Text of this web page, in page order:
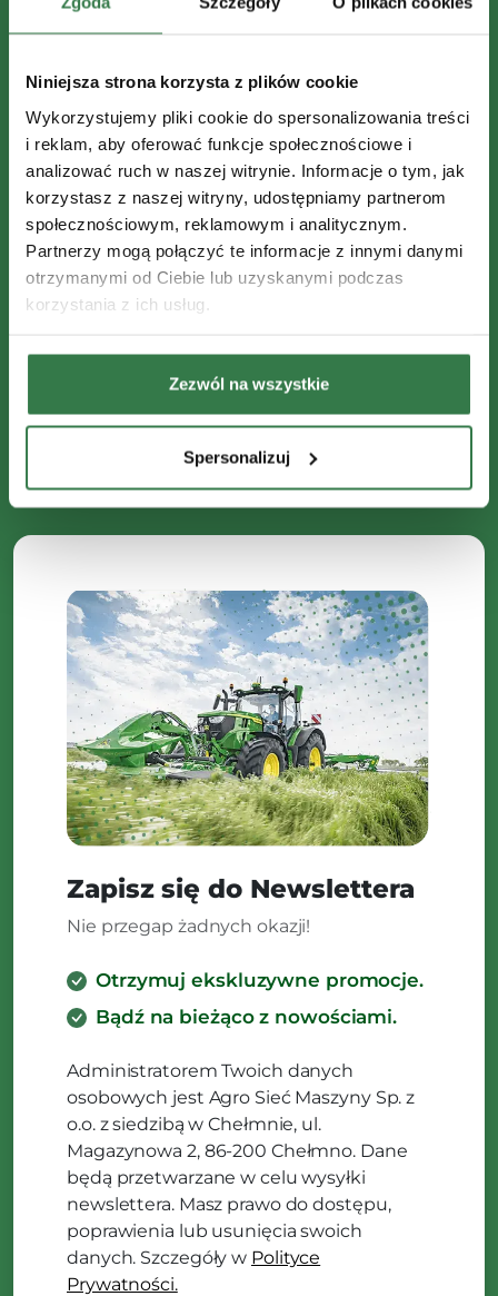
Niniejsza strona korzysta z plików cookie
Wykorzystujemy pliki cookie do spersonalizowania treści
i reklam, aby oferować funkcje społecznościowe i
analizować ruch w naszej witrynie. Informacje o tym, jak
korzystasz z naszej witryny, udostępniamy partnerom
społecznościowym, reklamowym i analitycznym.
Partnerzy mogą połączyć te informacje z innymi danymi
otrzymanymi od Ciebie lub uzyskanymi podczas
korzystania z ich usług.
Zezwól na wszystkie
Spersonalizuj
Zapisz się do Newslettera
Nie przegap żadnych okazji!
Otrzymuj ekskluzywne promocje.
Bądź na bieżąco z nowościami.
Administratorem Twoich danych
osobowych jest Agro Sieć Maszyny Sp. z
o.o. z siedzibą w Chełmnie, ul.
Magazynowa 2, 86-200 Chełmno. Dane
będą przetwarzane w celu wysyłki
newslettera. Masz prawo do dostępu,
poprawienia lub usunięcia swoich
danych. Szczegóły w Polityce
Prywatności.